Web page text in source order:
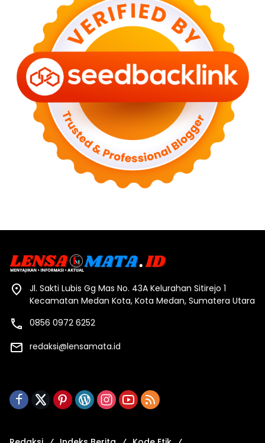
Jl. Sakti Lubis Gg Mas No. 43A Kelurahan Sitirejo 1
Kecamatan Medan Kota, Kota Medan, Sumatera Utara
0856 0972 6252
redaksi@lensamata.id